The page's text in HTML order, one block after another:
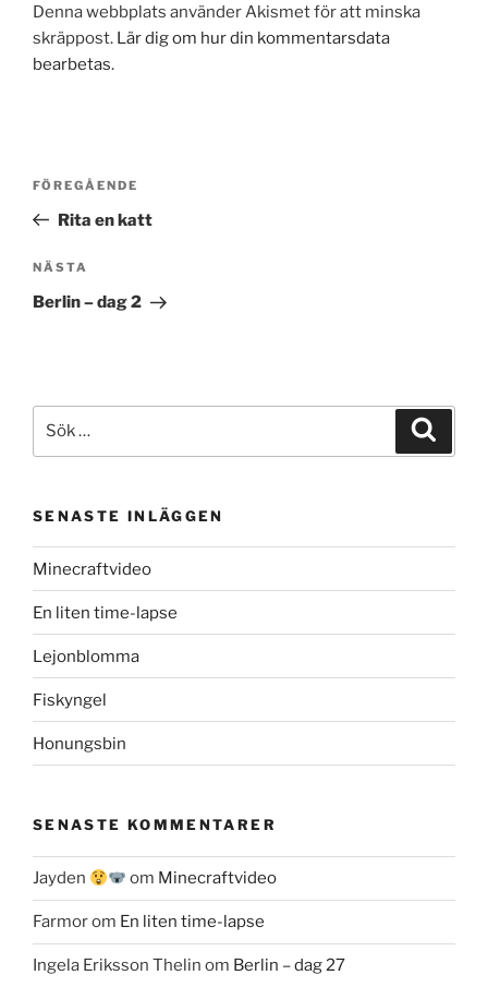
Denna webbplats använder Akismet för att minska
skräppost. Lär dig om hur din kommentarsdata
bearbetas.
Inläggsnavigering
Föregående
inlägg
FÖREGÅENDE
Rita en katt
Nästa
inlägg
NÄSTA
Berlin – dag 2
efter:
SENASTE INLÄGGEN
Minecraftvideo
En liten time-lapse
Lejonblomma
Fiskyngel
Honungsbin
SENASTE KOMMENTARER
Jayden om Minecraftvideo
Farmorom En liten time-lapse
Ingela Eriksson Thelin om Berlin – dag 27